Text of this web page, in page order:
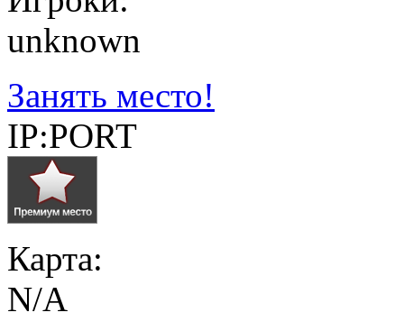
unknown
Занять место!
IP:PORT
Карта:
N/A